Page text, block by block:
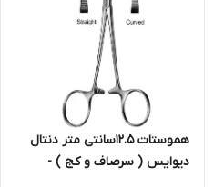
هموستات ۱۲.۵سانتی متر دنتال
دیوایس ( سرصاف و کج ) -